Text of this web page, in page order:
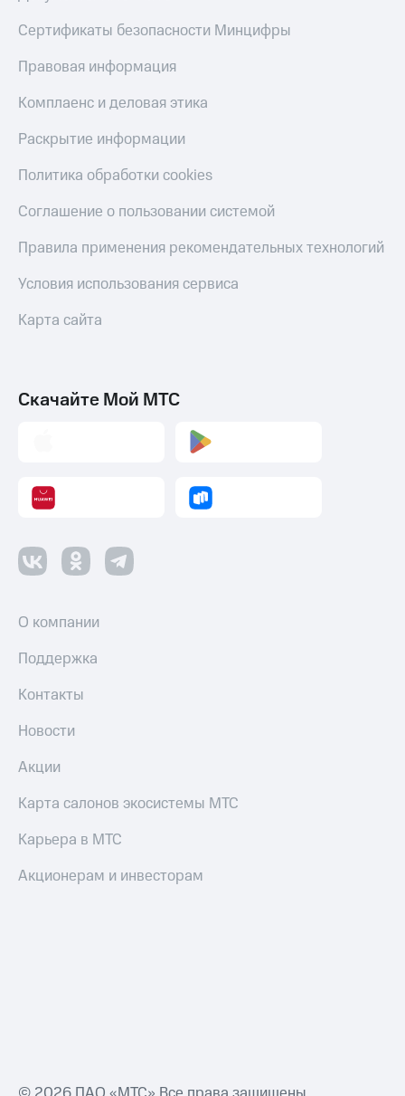
Сертификаты безопасности Минцифры
Правовая информация
Комплаенс и деловая этика
Раскрытие информации
Политика обработки cookies
Соглашение о пользовании системой
Правила применения рекомендательных технологий
Условия использования сервиса
Карта сайта
Скачайте Мой МТС
О компании
Поддержка
Контакты
Новости
Акции
Карта салонов экосистемы МТС
Карьера в МТС
Акционерам и инвесторам